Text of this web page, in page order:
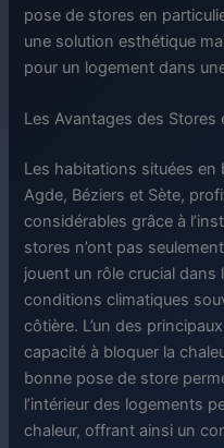
pose de stores en
une solution esthétique
pour un logement dans
Les Avantages des Stores
Les habitations situées en
Agde, Béziers et Sète,
considérables grâce à
stores n’ont pas
jouent un rôle crucial
conditions climatiques
côtière. L’un des
capacité à bloquer la
bonne pose de store
l’intérieur des logements
chaleur, offrant ainsi un